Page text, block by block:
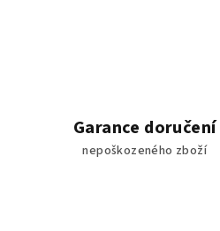
Garance doručení
nepoškozeného zboží